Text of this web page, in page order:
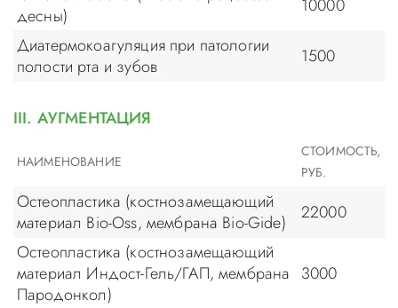
десны)
10000
Диатермокоагуляция при патологии
полости рта и зубов
1500
III. АУГМЕНТАЦИЯ
НАИМЕНОВАНИЕ
СТОИМОСТЬ,
РУБ.
Остеопластика (костнозамещающий
материал Bio-Oss, мембрана Bio-Gide)
22000
Остеопластика (костнозамещающий
материал Индост-Гель/ГАП, мембрана
Пародонкол)
3000